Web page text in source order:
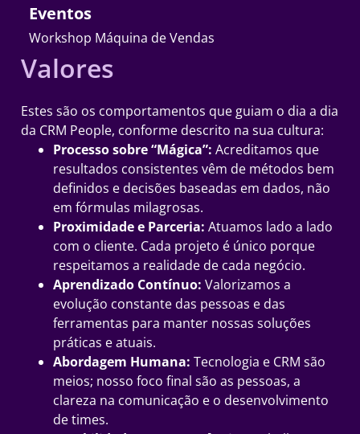
Eventos
Workshop Máquina de Vendas
Valores
Estes são os comportamentos que guiam o dia a dia
da CRM People, conforme descrito na sua cultura:
Processo sobre “Mágica”: Acreditamos que
resultados consistentes vêm de métodos bem
definidos e decisões baseadas em dados, não
em fórmulas milagrosas.
Proximidade e Parceria: Atuamos lado a lado
com o cliente. Cada projeto é único porque
respeitamos a realidade de cada negócio.
Aprendizado Contínuo: Valorizamos a
evolução constante das pessoas e das
ferramentas para manter nossas soluções
práticas e atuais.
Abordagem Humana: Tecnologia e CRM são
meios; nosso foco final são as pessoas, a
clareza na comunicação e o desenvolvimento
de times.